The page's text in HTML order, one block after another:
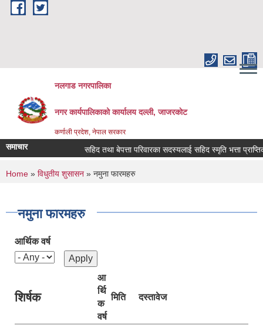
Skip to main content
नलगाड नगरपालिका
नगर कार्यपालिकाको कार्यालय दल्ली, जाजरकाेट
कर्णाली प्रदेश, नेपाल सरकार
समाचार सहिद तथा बेपत्ता परिवारका सदस्यलाई सहिद स्मृति भत्ता प्राप्तिको
You are here
Home » विधुतीय शुसासन » नमुना फारमहरु
नमुना फारमहरु
आर्थिक वर्ष
शिर्षक
आ
र्थि
क
वर्ष
मिति दस्तावेज